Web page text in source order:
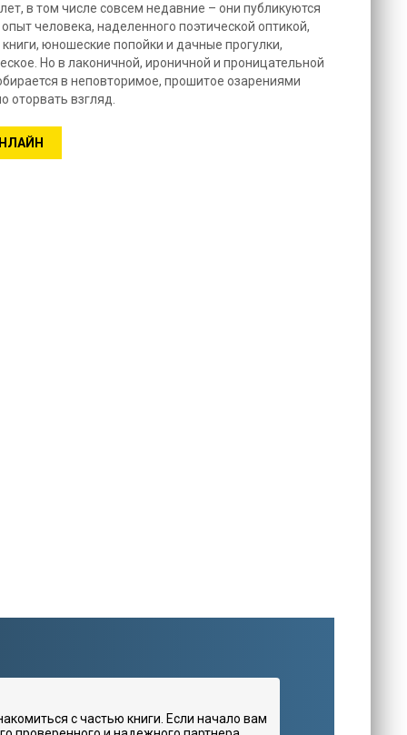
в том числе совсем недавние – они публикуются
человека, наделенного поэтической оптикой,
юношеские попойки и дачные прогулки,
Но в лаконичной, ироничной и проницательной
в неповторимое, прошитое озарениями
оторвать взгляд.
с частью книги. Если начало вам